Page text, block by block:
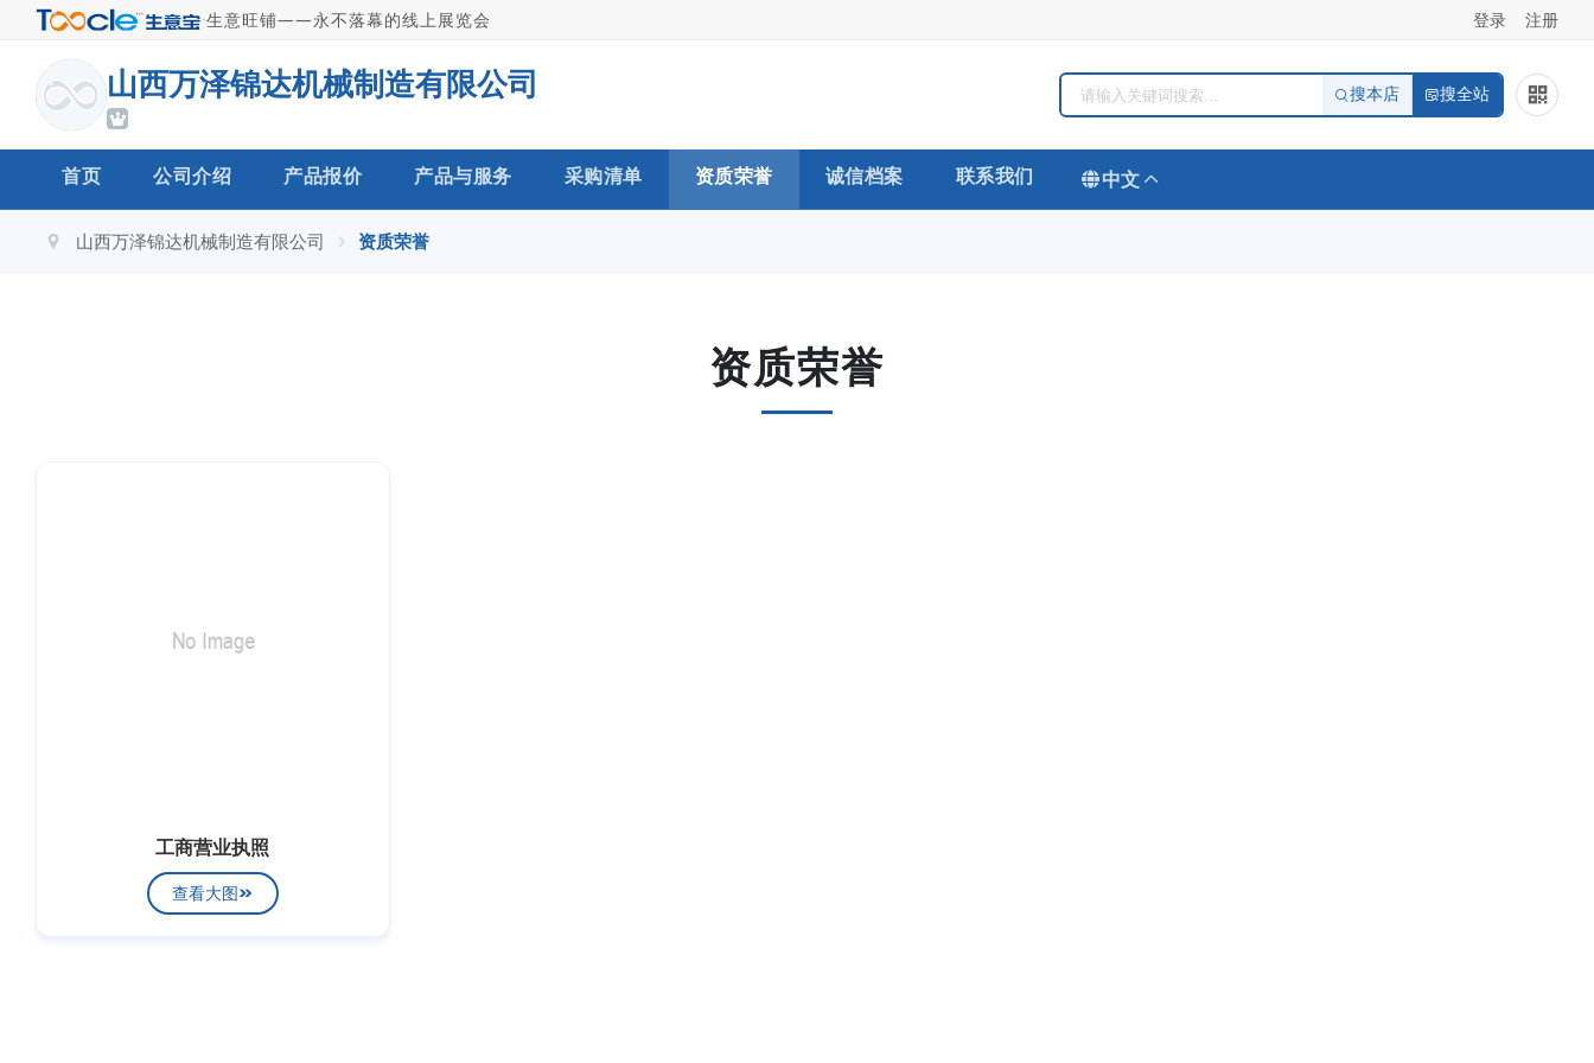
·生意旺铺——永不落幕的线上展览会 登录 注册
山西万泽锦达机械制造有限公司 搜本店 搜全站
首页 公司介绍 产品报价 产品与服务 采购清单 资质荣誉 诚信档案 联系我们 中文
山西万泽锦达机械制造有限公司 资质荣誉
资质荣誉
工商营业执照
查看大图